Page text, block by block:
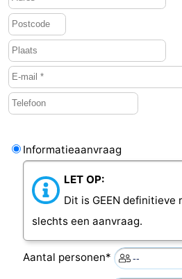
Informatieaanvraag
LET OP:
Dit is GEEN definitieve
slechts een aanvraag.
Aantal personen*